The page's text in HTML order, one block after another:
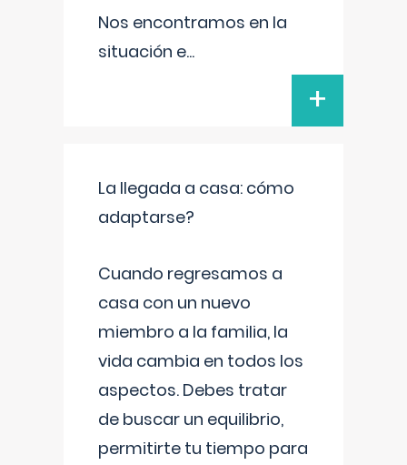
Nos encontramos en la
situación e...
+
La llegada a casa: cómo
adaptarse?
Cuando regresamos a
casa con un nuevo
miembro a la familia, la
vida cambia en todos los
aspectos. Debes tratar
de buscar un equilibrio,
permitirte tu tiempo para